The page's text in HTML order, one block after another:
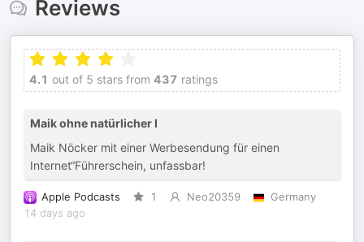
Reviews
4.1 out of 5 stars from 437 ratings
Maik ohne natürlicher I
Maik Nöcker mit einer Werbesendung für einen
Internet“Führerschein, unfassbar!
Apple Podcasts 1 Neo20359
Germany
14 days ago